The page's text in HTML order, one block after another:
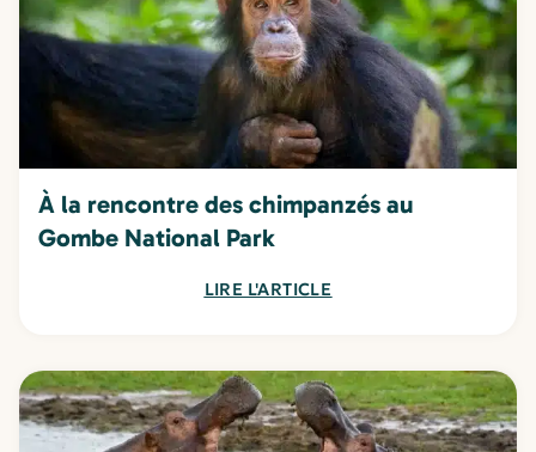
À la rencontre des chimpanzés au
Gombe National Park
LIRE L'ARTICLE